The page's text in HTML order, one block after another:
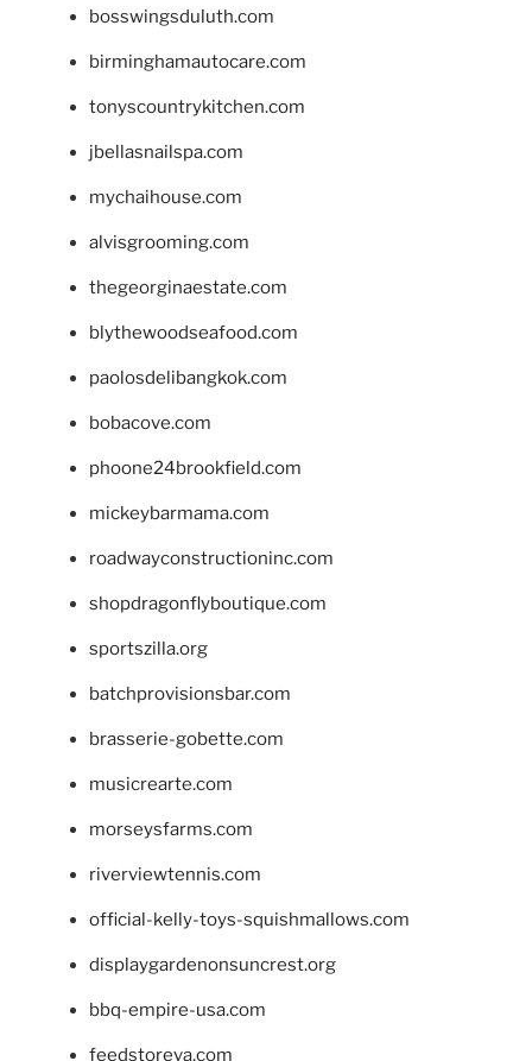
bosswingsduluth.com
birminghamautocare.com
tonyscountrykitchen.com
jbellasnailspa.com
mychaihouse.com
alvisgrooming.com
thegeorginaestate.com
blythewoodseafood.com
paolosdelibangkok.com
bobacove.com
phoone24brookfield.com
mickeybarmama.com
roadwayconstructioninc.com
shopdragonflyboutique.com
sportszilla.org
batchprovisionsbar.com
brasserie-gobette.com
musicrearte.com
morseysfarms.com
riverviewtennis.com
official-kelly-toys-squishmallows.com
displaygardenonsuncrest.org
bbq-empire-usa.com
feedstoreva.com